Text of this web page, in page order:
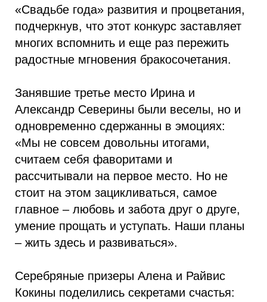
«Свадьбе года» развития и процветания,
подчеркнув, что этот конкурс заставляет
многих вспомнить и еще раз пережить
радостные мгновения бракосочетания.
Занявшие третье место Ирина и
Александр Северины были веселы, но и
одновременно сдержанны в эмоциях:
«Мы не совсем довольны итогами,
считаем себя фаворитами и
рассчитывали на первое место. Но не
стоит на этом зацикливаться, самое
главное – любовь и забота друг о друге,
умение прощать и уступать. Наши планы
– жить здесь и развиваться».
Серебряные призеры Алена и Райвис
Кокины поделились секретами счастья: